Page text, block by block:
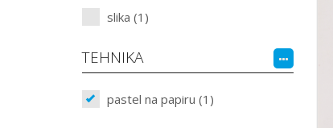
slika (1)
TEHNIKA
pastel na papiru (1)